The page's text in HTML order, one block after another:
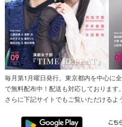
毎月第1月曜日発行。東京都内を中心に
で無料配布中！配送も対応しております。
さらに下記サイトでもご覧いただけるよ